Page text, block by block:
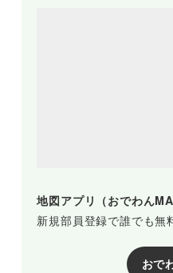
地図アプリ（おでわん
新規部員登録で誰でも無
おで